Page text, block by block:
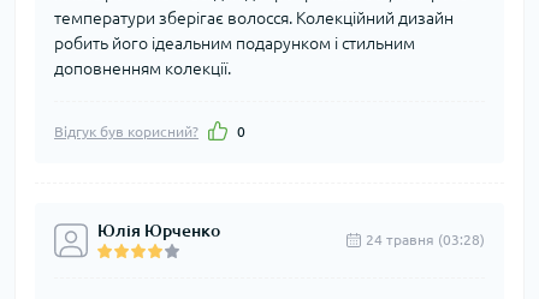
температури зберігає волосся. Колекційний дизайн
робить його ідеальним подарунком і стильним
доповненням колекції.
Відгук був корисний? 0
Юлія Юрченко 24 травня (03:28)